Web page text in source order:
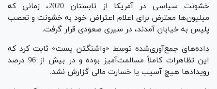
خشونت سیاسی در آمریکا از تابستان 2020، زمانی که
میلیون‌ها معترض برای اعلام اعتراض خود به خشونت و تعصب
پلیس به خیابان آمدند، در سیری صعودی قرار گرفت.
داده‌های جمع‌آوری‌شده توسط «واشنگتن پست» ثابت کرد که
این تظاهرات کاملاً مسالمت‌آمیز بوده و در بیش از 96 درصد
رویدادها هیچ آسیب یا خسارت مالی گزارش نشد.